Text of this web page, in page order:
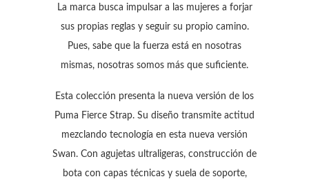
La marca busca impulsar a las mujeres a forjar
sus propias reglas y seguir su propio camino.
Pues, sabe que la fuerza está en nosotras
mismas, nosotras somos más que suficiente.
Esta colección presenta la nueva versión de los
Puma Fierce Strap. Su diseño transmite actitud
mezclando tecnología en esta nueva versión
Swan. Con agujetas ultraligeras, construcción de
bota con capas técnicas y suela de soporte,